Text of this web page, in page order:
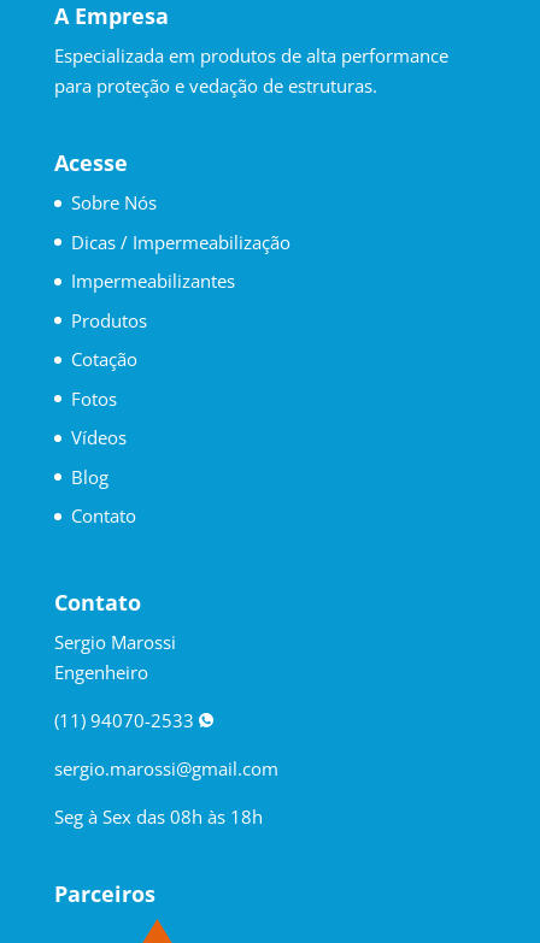
A Empresa
Especializada em produtos de alta performance
para proteção e vedação de estruturas.
Acesse
Sobre Nós
Dicas / Impermeabilização
Impermeabilizantes
Produtos
Cotação
Fotos
Vídeos
Blog
Contato
Contato
Sergio Marossi
Engenheiro
(11) 94070-2533
sergio.marossi@gmail.com
Seg à Sex das 08h às 18h
Parceiros